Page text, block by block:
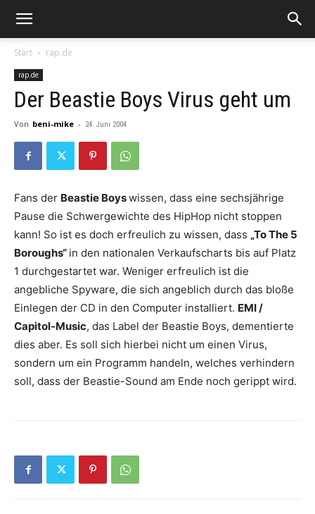
Start rap.de
rap.de
Der Beastie Boys Virus geht um
Von beni-mike - 24. Juni 2004
Fans der Beastie Boyswissen, dass eine sechsjährige
Pause die Schwergewichte des HipHop nicht stoppen
kann! So ist es doch erfreulich zu wissen, dass „To The 5
Boroughs“ in den nationalen Verkaufscharts bis auf Platz
1 durchgestartet war. Weniger erfreulich ist die
angebliche Spyware, die sich angeblich durch das bloße
Einlegen der CD in den Computer installiert. EMI /
Capitol-Music, das Label der Beastie Boys, dementierte
dies aber. Es soll sich hierbei nicht um einen Virus,
sondern um ein Programm handeln, welches verhindern
soll, dass der Beastie-Sound am Ende noch gerippt wird.